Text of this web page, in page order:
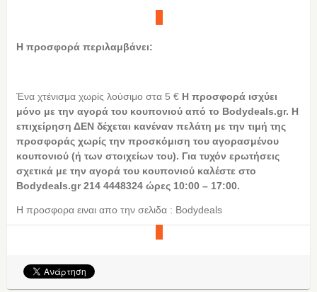
Η προσφορά περιλαμβάνει:
Ένα χτένισμα χωρίς λούσιμο στα 5 € Η προσφορά ισχύει
μόνο με την αγορά του κουπονιού από το Bodydeals.gr. Η
επιχείρηση ΔΕΝ δέχεται κανέναν πελάτη με την τιμή της
προσφοράς χωρίς την προσκόμιση του αγορασμένου
κουπονιού (ή των στοιχείων του). Για τυχόν ερωτήσεις
σχετικά με την αγορά του κουπονιού καλέστε στο
Bodydeals.gr 214 4448324 ώρες 10:00 – 17:00.
Η προσφορα ειναι απο την σελιδα : Bodydeals